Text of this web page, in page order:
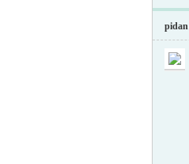
pidan